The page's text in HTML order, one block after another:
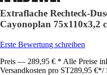
Extraflache Rechteck-
Cayonoplan 75x110x3,2
Erste Bewertung schreiben
Preis — 289,95 € * Alle Preise
Versandkosten pro ST289,95 €*/